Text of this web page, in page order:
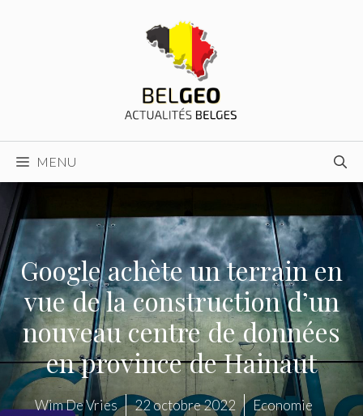
MENU
Google achète un terrain en
vue de la construction d’un
nouveau centre de données
en province de Hainaut
Wim De Vries 22 octobre 2022 Economie